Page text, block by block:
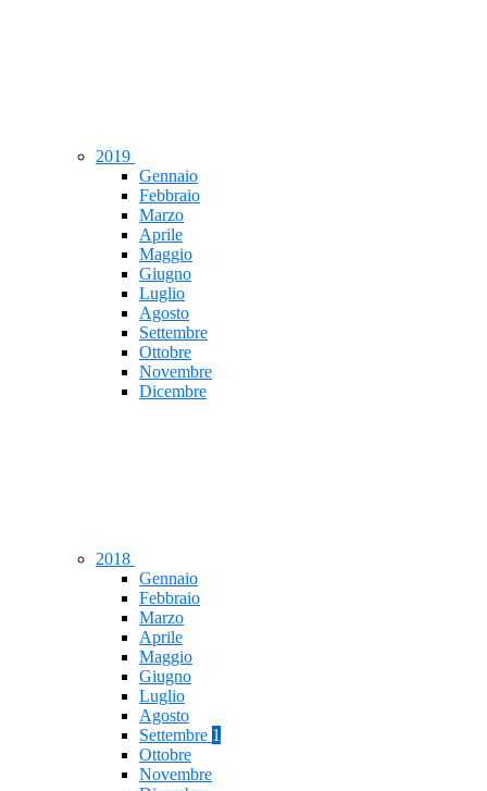
2019
Gennaio
Febbraio
Marzo
Aprile
Maggio
Giugno
Luglio
Agosto
Settembre
Ottobre
Novembre
Dicembre
2018
Gennaio
Febbraio
Marzo
Aprile
Maggio
Giugno
Luglio
Agosto
Settembre 1
Ottobre
Novembre